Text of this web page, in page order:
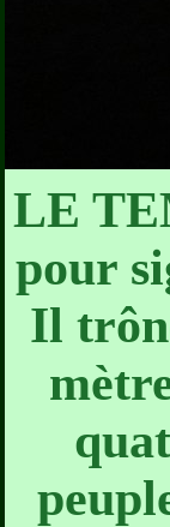
LE
pour
Il